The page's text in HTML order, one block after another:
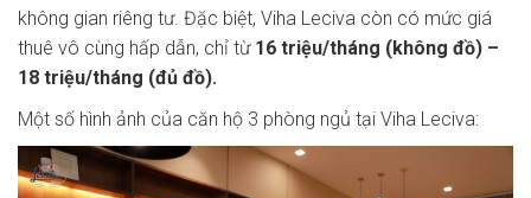
không gian riêng tư. Đặc biệt, Viha Leciva còn có mức giá
thuê vô cùng hấp dẫn, chỉ từ 16 triệu/tháng (không đồ) –
18 triệu/tháng (đủ đồ).
Một số hình ảnh của căn hộ 3 phòng ngủ tại Viha Leciva: